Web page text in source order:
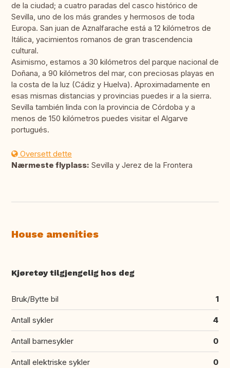
de la ciudad; a cuatro paradas del casco histórico de
Sevilla, uno de los más grandes y hermosos de toda
Europa. San juan de Aznalfarache está a 12 kilómetros de
Itálica, yacimientos romanos de gran trascendencia
cultural.
Asimismo, estamos a 30 kilómetros del parque nacional de
Doñana, a 90 kilómetros del mar, con preciosas playas en
la costa de la luz (Cádiz y Huelva). Aproximadamente en
esas mismas distancias y provincias puedes ir a la sierra.
Sevilla también linda con la provincia de Córdoba y a
menos de 150 kilómetros puedes visitar el Algarve
portugués.
Oversett dette
Nærmeste flyplass: Sevilla y Jerez de la Frontera
House amenities
Kjøretøy tilgjengelig hos deg
Bruk/Bytte bil 1
Antall sykler 4
Antall barnesykler 0
Antall elektriske sykler 0